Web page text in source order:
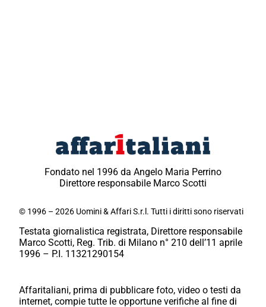
Fondato nel 1996 da Angelo Maria Perrino
Direttore responsabile Marco Scotti
© 1996 – 2026 Uomini & Affari S.r.l. Tutti i diritti sono riservati
Testata giornalistica registrata, Direttore responsabile
Marco Scotti, Reg. Trib. di Milano n° 210 dell’11 aprile
1996 – P.I. 11321290154
Affaritaliani, prima di pubblicare foto, video o testi da
internet, compie tutte le opportune verifiche al fine di